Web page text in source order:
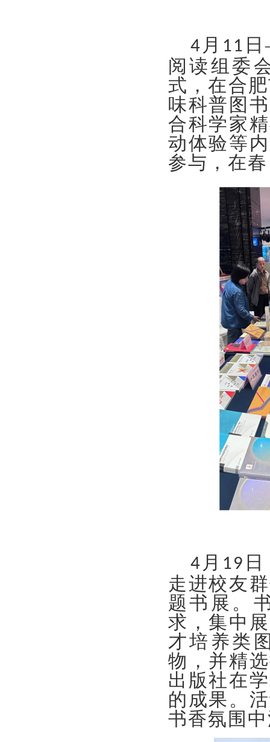
4 月 11
阅读组委
式，在合
味科普图
合科学家
动体验等
参与，在
4 月 19
走进校友
题书展。
求，集中
才培养类
物，并精
出版社在
的成果。
书香氛围